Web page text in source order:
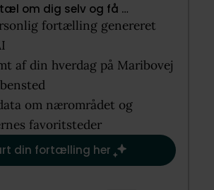
om dig selv og få …​
fortælling genereret
af din hverdag på Maribovej
om nærområdet og
favoritsteder​
din fortælling her